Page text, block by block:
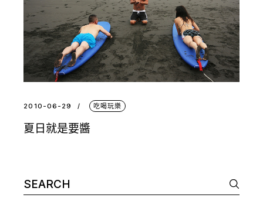
2010-06-29 吃喝玩樂
夏日就是要醬
Search
for: